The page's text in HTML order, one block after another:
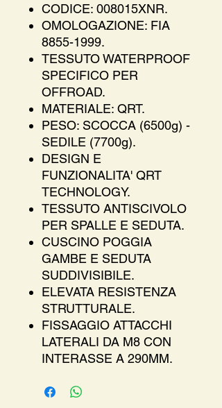
CODICE: 008015XNR.
OMOLOGAZIONE: FIA
8855-1999.
TESSUTO WATERPROOF
SPECIFICO PER
OFFROAD.
MATERIALE: QRT.
PESO: SCOCCA (6500g) -
SEDILE (7700g).
DESIGN E
FUNZIONALITA' QRT
TECHNOLOGY.
TESSUTO ANTISCIVOLO
PER SPALLE E SEDUTA.
CUSCINO POGGIA
GAMBE E SEDUTA
SUDDIVISIBILE.
ELEVATA RESISTENZA
STRUTTURALE.
FISSAGGIO ATTACCHI
LATERALI DA M8 CON
INTERASSE A 290MM.